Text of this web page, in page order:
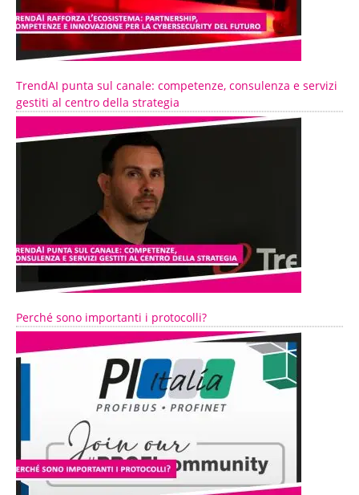
TrendAI punta sul canale: competenze, consulenza e servizi
gestiti al centro della strategia
Perché sono importanti i protocolli?